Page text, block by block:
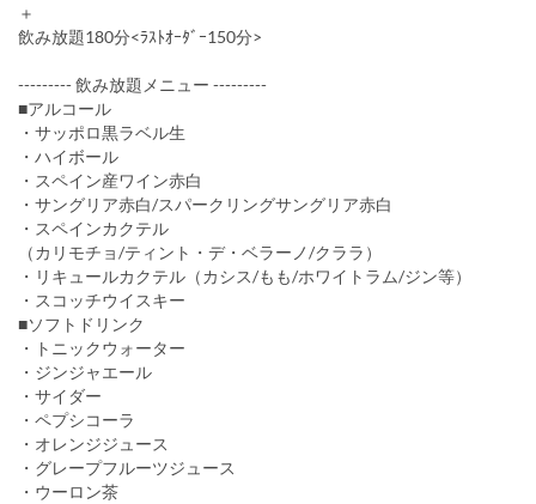
＋
飲み放題180分<ﾗｽﾄｵｰﾀﾞｰ150分>
--------- 飲み放題メニュー ---------
■アルコール
・サッポロ黒ラベル生
・ハイボール
・スペイン産ワイン赤白
・サングリア赤白/スパークリングサングリア赤白
・スペインカクテル
（カリモチョ/ティント・デ・ベラーノ/クララ）
・リキュールカクテル（カシス/もも/ホワイトラム/ジン等）
・スコッチウイスキー
■ソフトドリンク
・トニックウォーター
・ジンジャエール
・サイダー
・ペプシコーラ
・オレンジジュース
・グレープフルーツジュース
・ウーロン茶